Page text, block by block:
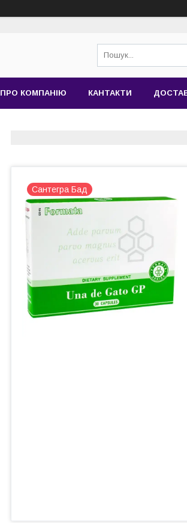
ПРО КОМПАНІЮ КАНТАКТИ
Сантегра Бад